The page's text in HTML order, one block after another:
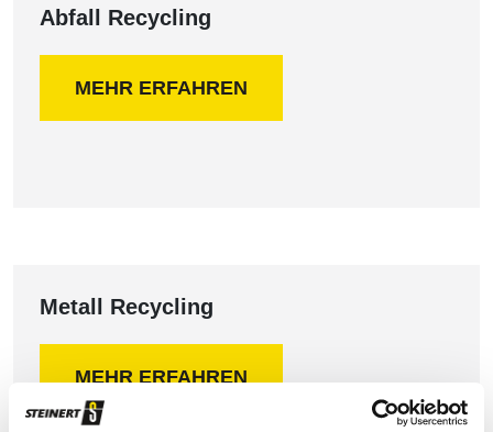
Abfall Recycling
MEHR ERFAHREN
Metall Recycling
MEHR ERFAHREN